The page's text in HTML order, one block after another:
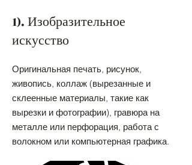
1). Изобразительное
искусство
Оригинальная печать, рисунок,
живопись, коллаж (вырезанные и
склеенные материалы, такие как
вырезки и фотографии), гравюра на
металле или перфорация, работа с
волокном или компьютерная графика.